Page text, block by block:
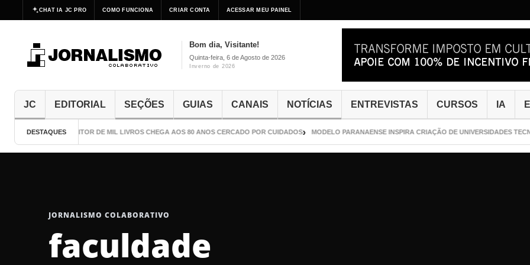
CHAT IA JC PRO COMO FUNCIONA CRIAR CONTA ACESSAR MEU PAINEL
Bom dia, Visitante!
Quinta-feira, 6 de Agosto de 2026
Inverno de 2026
JC EDITORIAL SEÇÕES GUIAS CANAIS NOTÍCIAS ENTREVISTAS CURSOS IA
DESTAQUES
O ESCRITOR DE MIL LIVROS CHEGA AOS 80 ANOS CERCADO POR CUIDADOS MODELO PARANAENSE INSPIRA CRIAÇÃO DE UNIVERSIDADES
JORNALISMO COLABORATIVO
faculdade